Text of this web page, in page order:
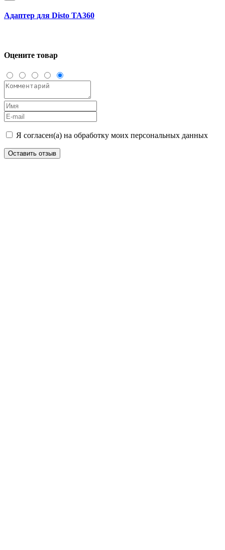
Адаптер для Disto TA360
Оцените товар
Я согласен(а) на обработку моих персональных данных
Оставить отзыв